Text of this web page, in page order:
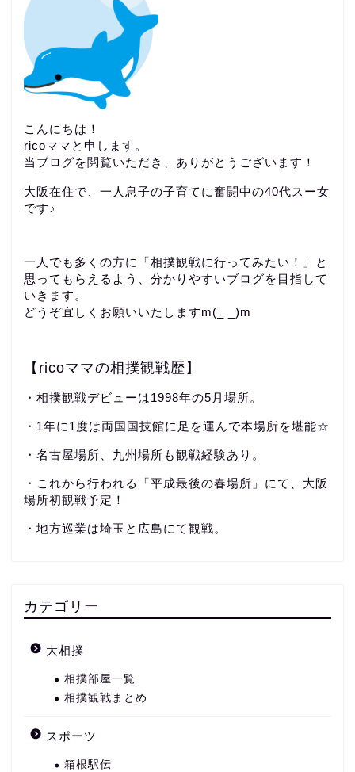
こんにちは！
ricoママと申します。
当ブログを閲覧いただき、ありがとうございます！
大阪在住で、一人息子の子育てに奮闘中の40代スー女
です♪
一人でも多くの方に「相撲観戦に行ってみたい！」と
思ってもらえるよう、分かりやすいブログを目指して
いきます。
どうぞ宜しくお願いいたしますm(_ _)m
【ricoママの相撲観戦歴】
・相撲観戦デビューは1998年の5月場所。
・1年に1度は両国国技館に足を運んで本場所を堪能☆
・名古屋場所、九州場所も観戦経験あり。
・これから行われる「平成最後の春場所」にて、大阪
場所初観戦予定！
・地方巡業は埼玉と広島にて観戦。
カテゴリー
大相撲
相撲部屋一覧
相撲観戦まとめ
スポーツ
箱根駅伝